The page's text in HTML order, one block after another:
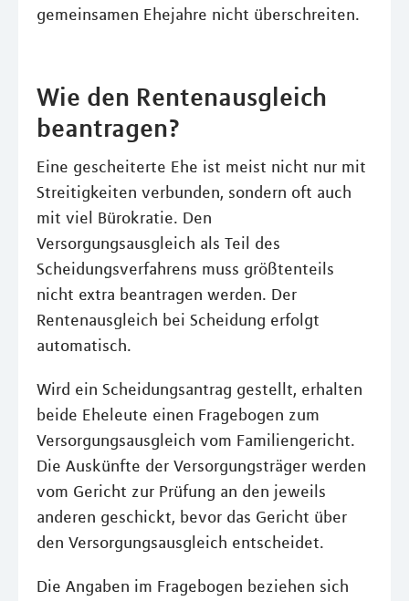
gemeinsamen Ehejahre nicht überschreiten.
Wie den Rentenausgleich
beantragen?
Eine gescheiterte Ehe ist meist nicht nur mit
Streitigkeiten verbunden, sondern oft auch
mit viel Bürokratie. Den
Versorgungsausgleich als Teil des
Scheidungsverfahrens muss größtenteils
nicht extra beantragen werden. Der
Rentenausgleich bei Scheidung erfolgt
automatisch.
Wird ein Scheidungsantrag gestellt, erhalten
beide Eheleute einen Fragebogen zum
Versorgungsausgleich vom Familiengericht.
Die Auskünfte der Versorgungsträger werden
vom Gericht zur Prüfung an den jeweils
anderen geschickt, bevor das Gericht über
den Versorgungsausgleich entscheidet.
Die Angaben im Fragebogen beziehen sich